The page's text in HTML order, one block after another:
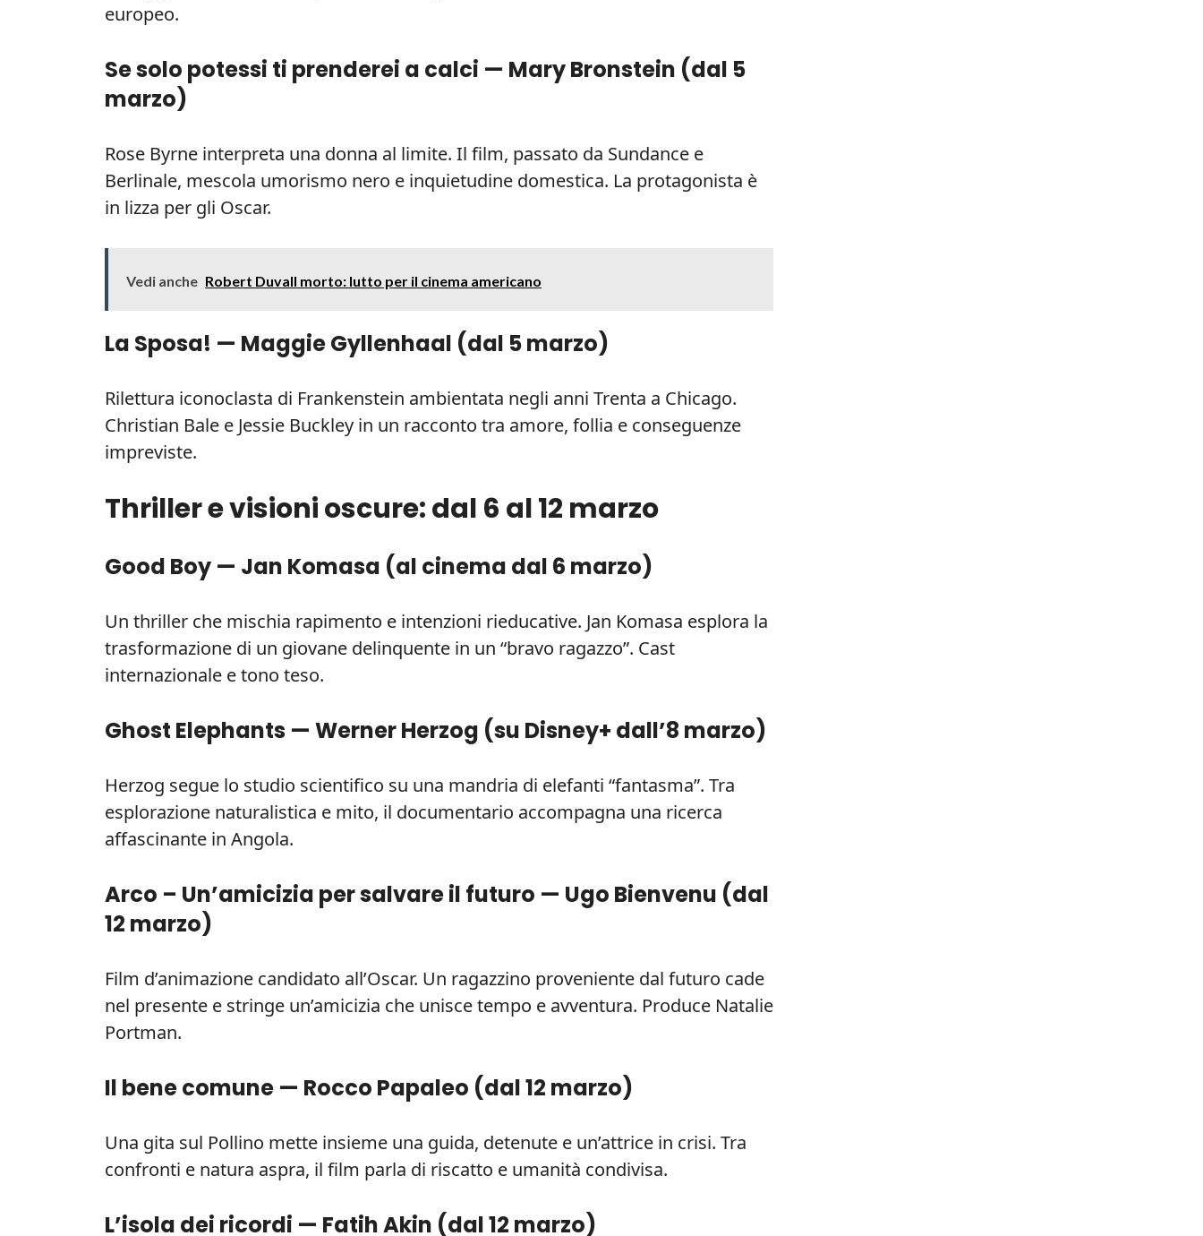
europeo.
Se solo potessi ti prenderei a calci — Mary Bronstein (dal 5
marzo)
Rose Byrne interpreta una donna al limite. Il film, passato da Sundance e
Berlinale, mescola umorismo nero e inquietudine domestica. La protagonista è
in lizza per gli Oscar.
Vedi anche Robert Duvall morto: lutto per il cinema americano
La Sposa! — Maggie Gyllenhaal (dal 5 marzo)
Rilettura iconoclasta di Frankenstein ambientata negli anni Trenta a Chicago.
Christian Bale e Jessie Buckley in un racconto tra amore, follia e conseguenze
impreviste.
Thriller e visioni oscure: dal 6 al 12 marzo
Good Boy — Jan Komasa (al cinema dal 6 marzo)
Un thriller che mischia rapimento e intenzioni rieducative. Jan Komasa esplora la
trasformazione di un giovane delinquente in un “bravo ragazzo”. Cast
internazionale e tono teso.
Ghost Elephants — Werner Herzog (su Disney+ dall’8 marzo)
Herzog segue lo studio scientifico su una mandria di elefanti “fantasma”. Tra
esplorazione naturalistica e mito, il documentario accompagna una ricerca
affascinante in Angola.
Arco – Un’amicizia per salvare il futuro — Ugo Bienvenu (dal
12 marzo)
Film d’animazione candidato all’Oscar. Un ragazzino proveniente dal futuro cade
nel presente e stringe un’amicizia che unisce tempo e avventura. Produce Natalie
Portman.
Il bene comune — Rocco Papaleo (dal 12 marzo)
Una gita sul Pollino mette insieme una guida, detenute e un’attrice in crisi. Tra
confronti e natura aspra, il film parla di riscatto e umanità condivisa.
L’isola dei ricordi — Fatih Akin (dal 12 marzo)